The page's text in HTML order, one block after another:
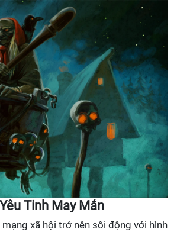
Tinh May Mắn
mạng xã hội trở nên sôi động với hình